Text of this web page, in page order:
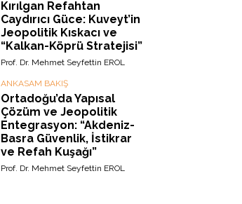
Kırılgan Refahtan
Caydırıcı Güce: Kuveyt’in
Jeopolitik Kıskacı ve
“Kalkan-Köprü Stratejisi”
Prof. Dr. Mehmet Seyfettin EROL
ANKASAM BAKIŞ
Ortadoğu’da Yapısal
Çözüm ve Jeopolitik
Entegrasyon: “Akdeniz-
Basra Güvenlik, İstikrar
ve Refah Kuşağı”
Prof. Dr. Mehmet Seyfettin EROL